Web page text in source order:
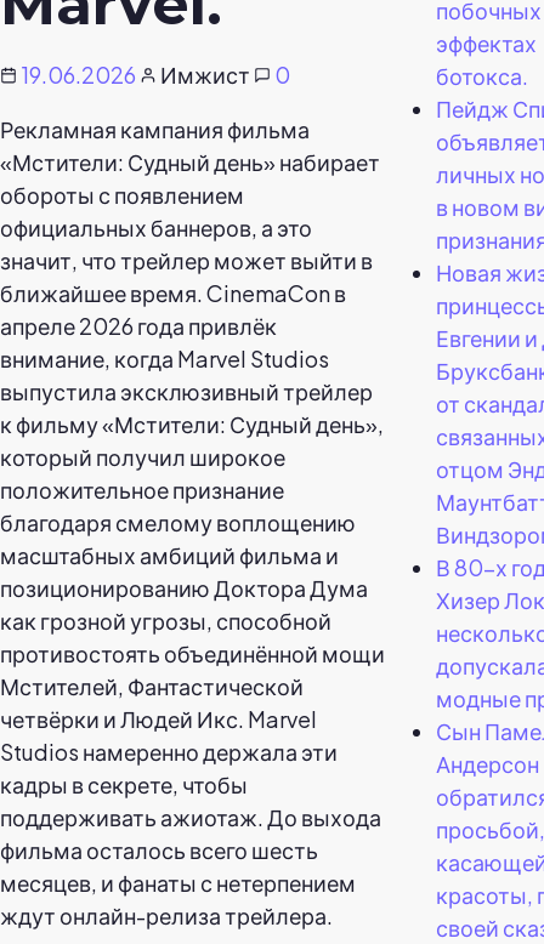
19.06.2026 Имжист
0
Рекламная кампания фильма
«Мстители: Судный день» набирает
обороты с появлением
официальных баннеров, а это
значит, что трейлер может выйти в
ближайшее время. CinemaCon в
апреле 2026 года привлёк
внимание, когда Marvel Studios
выпустила эксклюзивный трейлер
к фильму «Мстители: Судный день»,
который получил широкое
положительное признание
благодаря смелому воплощению
масштабных амбиций фильма и
позиционированию Доктора Дума
как грозной угрозы, способной
противостоять объединённой мощи
Мстителей, Фантастической
четвёрки и Людей Икс. Marvel
Studios намеренно держала эти
кадры в секрете, чтобы
поддерживать ажиотаж. До выхода
фильма осталось всего шесть
месяцев, и фанаты с нетерпением
ждут онлайн-релиза трейлера.
побочных
эффектах
ботокса.
Пейдж
личных
в новом
Новая
Евгении
от
отцом
В 80-х
Хизер
модные
Сын
Андерсон
просьбой,
красоты,
своей